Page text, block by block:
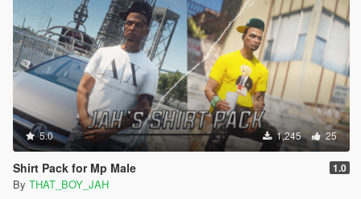
5.0 1,245 25
Shirt Pack for Mp Male 1.0
By THAT_BOY_JAH